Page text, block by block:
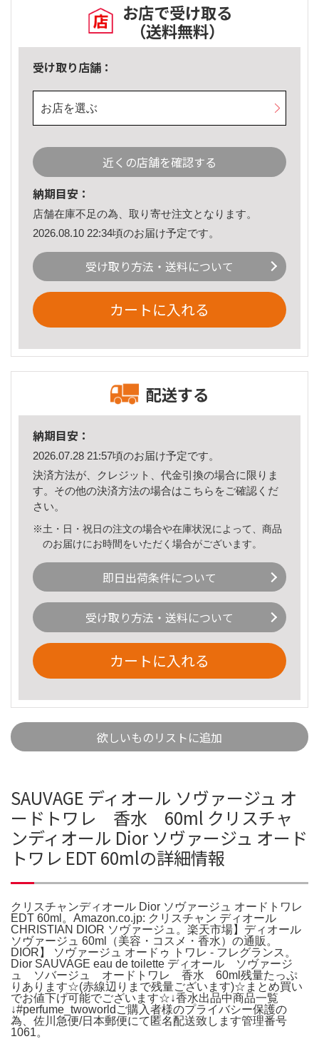
お店で受け取る
（送料無料）
受け取り店舗：
お店を選ぶ
近くの店舗を確認する
納期目安：
店舗在庫不足の為、取り寄せ注文となります。
2026.08.10 22:34頃のお届け予定です。
受け取り方法・送料について
カートに入れる
配送する
納期目安：
2026.07.28 21:57頃のお届け予定です。
決済方法が、クレジット、代金引換の場合に限りま
す。その他の決済方法の場合はこちら をご確認くだ
さい。
※土・日・祝日の注文の場合や在庫状況によって、商品
のお届けにお時間をいただく場合がございます。
即日出荷条件について
受け取り方法・送料について
カートに入れる
欲しいものリストに追加
SAUVAGE ディオール ソヴァージュ オ
ードトワレ 香水 60ml クリスチャ
ンディオール Dior ソヴァージュ オード
トワレ EDT 60mlの詳細情報
クリスチャンディオール Dior ソヴァージュ オードトワレ
EDT 60ml。Amazon.co.jp: クリスチャン ディオール
CHRISTIAN DIOR ソヴァージュ。楽天市場】ディオール
ソヴァージュ 60ml（美容・コスメ・香水）の通販。
DIOR】 ソヴァージュ オードゥ トワレ - フレグランス。
Dior SAUVAGE eau de toilette ディオール ソヴァージ
ュ ソバージュ オードトワレ 香水 60ml残量たっぷ
りあります☆(赤線辺りまで残量ございます)☆まとめ買い
でお値下げ可能でございます☆↓香水出品中商品一覧
↓#perfume_twoworldご購入者様のプライバシー保護の
為、佐川急便/日本郵便にて匿名配送致します管理番号
1061。